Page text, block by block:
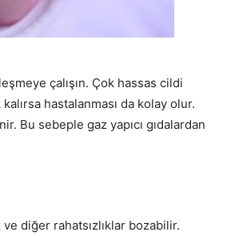
çalışın. Çok hassas cildi
hastalanması da kolay olur.
Bu sebeple gaz yapıcı gıdalardan
diğer rahatsızlıklar bozabilir.